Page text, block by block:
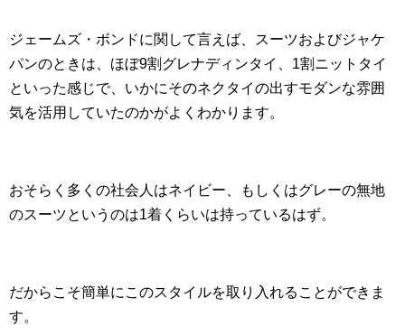
ジェームズ・ボンドに関して言えば、スーツおよびジャケ
パンのときは、ほぼ9割グレナディンタイ、1割ニットタイ
といった感じで、いかにそのネクタイの出すモダンな雰囲
気を活用していたのかがよくわかります。
おそらく多くの社会人はネイビー、もしくはグレーの無地
のスーツというのは1着くらいは持っているはず。
だからこそ簡単にこのスタイルを取り入れることができま
す。